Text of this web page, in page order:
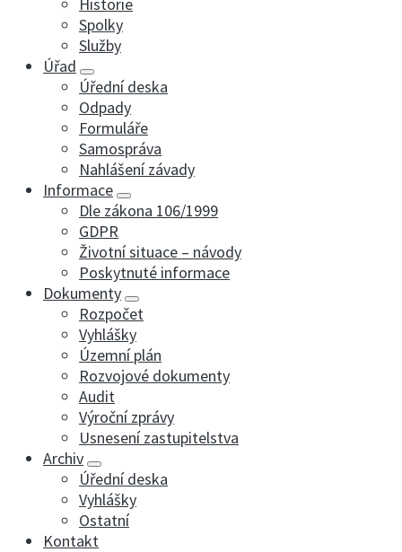
Spolky
Služby
Úřad
Úřední deska
Odpady
Formuláře
Samospráva
Nahlášení závady
Informace
Dle zákona 106/1999
GDPR
Životní situace – návody
Poskytnuté informace
Dokumenty
Rozpočet
Vyhlášky
Územní plán
Rozvojové dokumenty
Audit
Výroční zprávy
Usnesení zastupitelstva
Archiv
Úřední deska
Vyhlášky
Ostatní
Kontakt